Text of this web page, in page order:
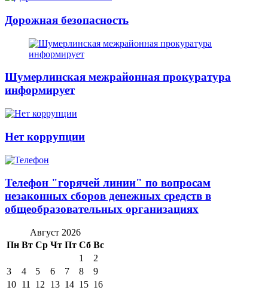
Дорожная безопасность
Шумерлинская межрайонная прокуратура
информирует
Нет коррупции
Телефон "горячей линии" по вопросам
незаконных сборов денежных средств в
общеобразовательных организациях
Август 2026
Пн Вт Ср Чт Пт Сб Вс
1
2
3
4 5 6 7 8
9
10 11 12 13 14 15 16